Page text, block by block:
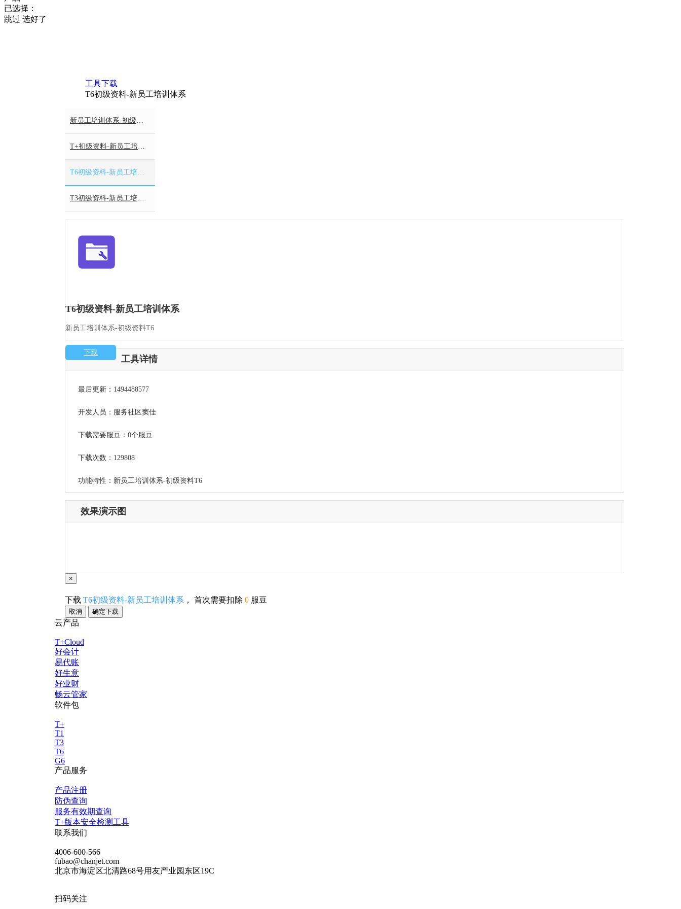
已选择：
跳过 选好了
工具下载
T6初级资料-新员工培训体系
T6初级资料-新员工培训体系
新员工培训体系-初级资料T6
下载
工具详情
最后更新：1494488577
开发人员：服务社区窦佳
下载需要服豆：0个服豆
下载次数：129808
功能特性：新员工培训体系-初级资料T6
效果演示图
×
下载 T6初级资料-新员工培训体系 ， 首次需要扣除 0 服豆
取消 确定下载
云产品
T+Cloud
好会计
易代账
好生意
好业财
畅云管家
软件包
T+
T1
T3
T6
G6
产品服务
产品注册
防伪查询
服务有效期查询
T+版本安全检测工具
联系我们
4006-600-566
fubao@chanjet.com
北京市海淀区北清路68号用友产业园东区19C
扫码关注